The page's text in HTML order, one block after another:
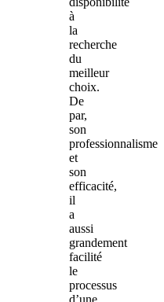
à
la
recherche
du
meilleur
choix.
De
par,
son
professionnalisme
et
son
efficacité,
il
a
aussi
grandement
facilité
le
processus
d’une